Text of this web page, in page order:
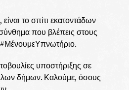
το σπίτι εκατοντάδων
που βλέπεις στους
#ΜένουμεΥπνωτήριο.
υποστήριξης σε
δήμων. Καλούμε, όσους